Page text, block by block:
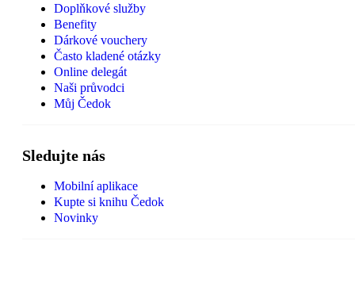
Doplňkové služby
Benefity
Dárkové vouchery
Často kladené otázky
Online delegát
Naši průvodci
Můj Čedok
Sledujte nás
Mobilní aplikace
Kupte si knihu Čedok
Novinky